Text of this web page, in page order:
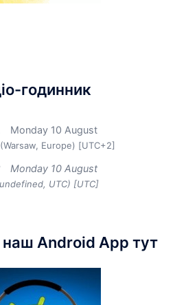
годинник
Monday 10 August
Europe) [UTC+2]
Monday 10 August
UTC) [UTC]
Android App тут